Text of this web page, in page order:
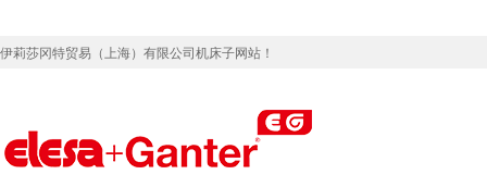
伊莉莎冈特贸易（上海）有限公司机床子网站！